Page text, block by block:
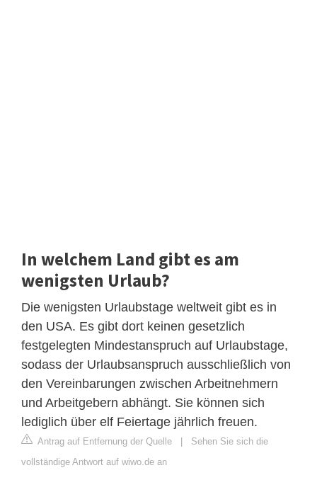
In welchem Land gibt es am
wenigsten Urlaub?
Die wenigsten Urlaubstage weltweit gibt es in
den USA. Es gibt dort keinen gesetzlich
festgelegten Mindestanspruch auf Urlaubstage,
sodass der Urlaubsanspruch ausschließlich von
den Vereinbarungen zwischen Arbeitnehmern
und Arbeitgebern abhängt. Sie können sich
lediglich über elf Feiertage jährlich freuen.
Antrag auf Entfernung der Quelle | Sehen Sie sich die
vollständige Antwort auf wiwo.de an